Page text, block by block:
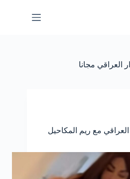
العراقي مجانا
مع ريم المكاحيل